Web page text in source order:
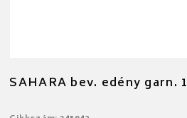
SAHARA bev. edény garn.